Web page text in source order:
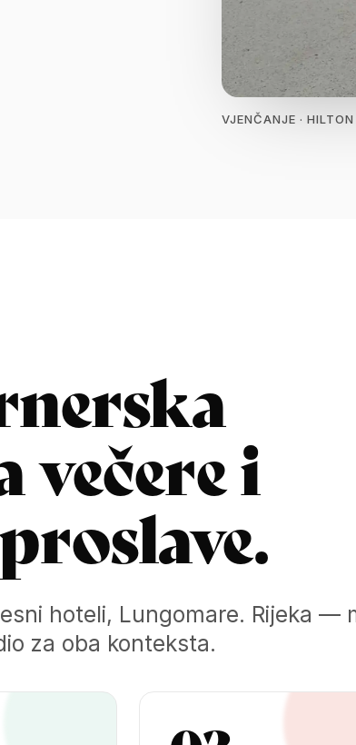
VJENČANJE ·
večere i
hoteli, Lungomare. Rijeka —
za oba konteksta.